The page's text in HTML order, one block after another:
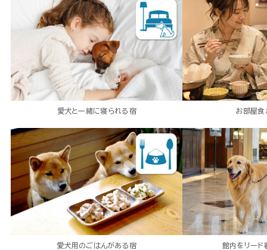
愛犬と一緒に寝られる宿 お部屋食
愛犬用のごはんがある宿 館内をリー